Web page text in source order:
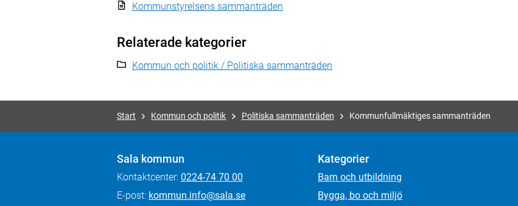
Kommunstyrelsens sammanträden
Relaterade kategorier
Kommun och politik / Politiska sammanträden
Start Kommun och politik Politiska sammanträden Kommunfullmäktiges sammanträden
Sala kommun
Kontaktcenter: 0224-74 70 00
E-post: kommun.info@sala.se
Kategorier
Barn och utbildning
Bygga, bo och miljö